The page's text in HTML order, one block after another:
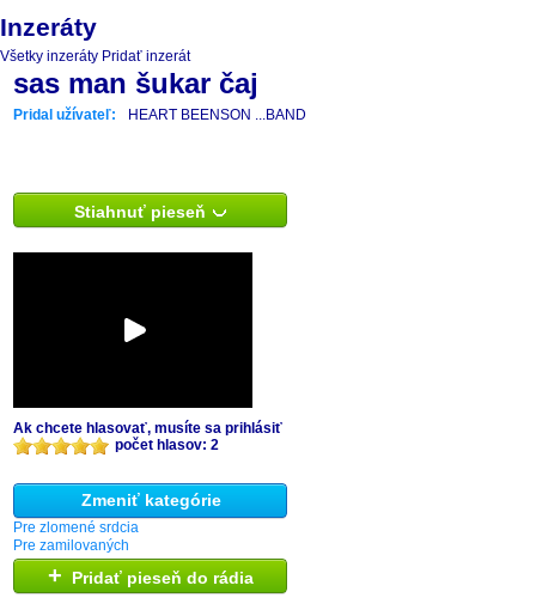
Inzeráty
Všetky inzeráty Pridať inzerát
sas man šukar čaj
Pridal užívateľ: HEART BEENSON ...BAND
Stiahnuť pieseň
Ak chcete hlasovať, musíte sa prihlásiť
počet hlasov: 2
Zmeniť kategórie
Pre zlomené srdcia
Pre zamilovaných
+ Pridať pieseň do rádia